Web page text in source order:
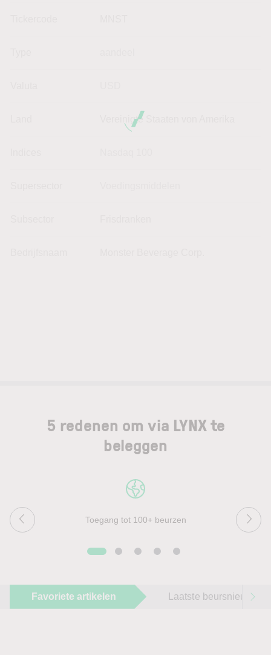
Vereinigte Staaten von Amerika
5 redenen om via LYNX te
beleggen
Toegang tot 100+ beurzen
Favoriete artikelen Laatste beursnieuws